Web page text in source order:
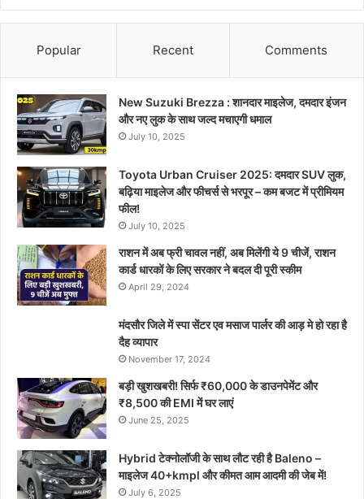
Popular Recent Comments
New Suzuki Brezza : शानदार माइलेज, दमदार इंजन
और नए लुक के साथ जल्द मचाएगी धमाल
July 10, 2025
Toyota Urban Cruiser 2025: दमदार SUV लुक,
बढ़िया माइलेज और फीचर्स से भरपूर – कम बजट में प्रीमियम
फील!
July 10, 2025
राशन में अब फ्री चावल नहीं, अब मिलेंगी ये 9 चीजें, राशन
कार्ड धारकों के लिए सरकार ने बदल दी पूरी स्कीम
April 29, 2024
मंदसौर जिले में स्पा सेंटर एव मसाज पार्लर की आड़ मे हो रहा है
दैह व्यापार
November 17, 2024
बड़ी खुशखबरी! सिर्फ ₹60,000 के डाउनपेमेंट और
₹8,500 की EMI में घर लाएं
June 25, 2025
Hybrid टेक्नोलॉजी के साथ लौट रही है Baleno –
माइलेज 40+kmpl और कीमत आम आदमी की जेब में!
July 6, 2025